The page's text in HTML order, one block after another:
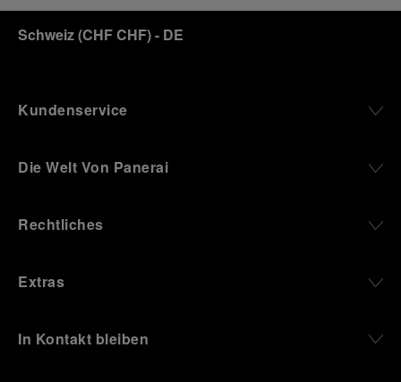
Schweiz(CHF CHF)- DE
Kundenservice
Die Welt Von Panerai
Rechtliches
Extras
In Kontakt bleiben